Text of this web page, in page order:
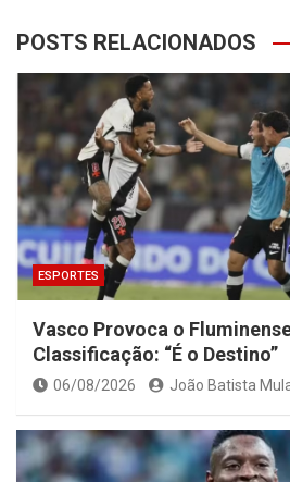
POSTS RELACIONADOS
ESPORTES
Vasco Provoca o
Classificação: “É o Destino”
06/08/2026 João Batista